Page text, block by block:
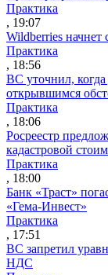
Практика
, 19:07
Wildberries начнет
Практика
, 18:56
ВС уточнил,
открывшимся
Практика
, 18:06
Росреестр
кадастровой
Практика
, 18:00
Банк «Траст»
«Гема-Инвест»
Практика
, 17:51
ВС запретил
НДС